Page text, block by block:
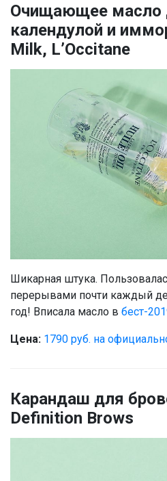
Очищающее масло
календулой и
Milk, L’Occitane
Шикарная штука.
перерывами почти каждый
год! Вписала масло в бест-
Цена: 1790 руб. на
Карандаш для
Definition Brows